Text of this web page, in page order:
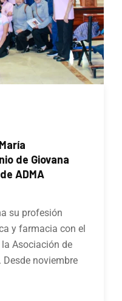
de Giovana
ADMA
su profesión
y farmacia con el
Asociación de
noviembre